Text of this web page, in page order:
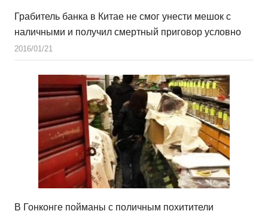
Грабитель банка в Китае не смог унести мешок с
наличными и получил смертный приговор условно
2016/01/21
В Гонконге пойманы с поличным похитители